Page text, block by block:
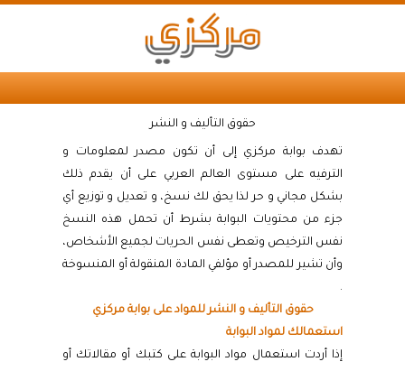
حقوق التأليف و النشر
تهدف بوابة مركزي إلى أن تكون مصدر لمعلومات و
الترفيه على مستوى العالم العربي على أن يقدم ذلك
بشكل مجاني و حر لذا يحق لك نسخ، و تعديل و توزيع أي
جزء من محتويات البوابة بشرط أن تحمل هذه النسخ
نفس الترخيص وتعطى نفس الحريات لجميع الأشخاص،
وأن تشير للمصدر أو مؤلفي المادة المنقولة أو المنسوخة
.
حقوق التأليف و النشر للمواد على بوابة مركزي
استعمالك لمواد البوابة
إذا أردت استعمال مواد البوابة على كتبك أو مقالاتك أو